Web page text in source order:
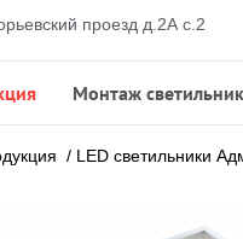
проезд д.2А с.2
Монтаж
/ LED светильники